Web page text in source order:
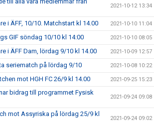
2021-10-12 13:34
i ÄFF, 10/10. Matchstart kl 14.00 2021-10-10 11:04
GIF söndag 10/10 kl 14:00 2021-10-10 08:05
i ÄFF Dam, lördag 9/10 kl 14.00 2021-10-09 12:57
seriematch på lördag 9/10 2021-10-08 10:22
mot HGH FC 26/9 kl 14.00 2021-09-25 15:23
bidrag till programmet Fysisk
2021-09-24 09:08
mot Assyriska på lördag 25/9 kl
2021-09-24 09:02